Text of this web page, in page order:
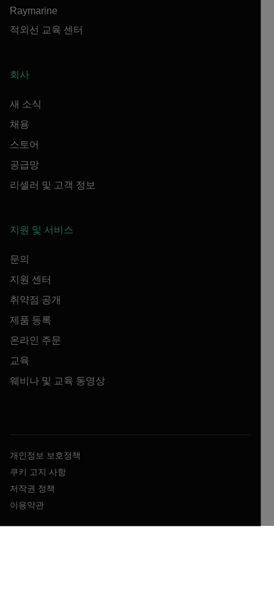
Raymarine
적외선 교육 센터
회사
새 소식
채용
스토어
공급망
리셀러 및 고객 정보
지원 및 서비스
문의
지원 센터
취약점 공개
제품 등록
온라인 주문
교육
웨비나 및 교육 동영상
개인정보 보호정책
쿠키 고지 사항
저작권 정책
이용약관